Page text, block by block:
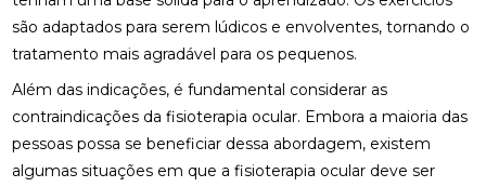
são adaptados para serem lúdicos e envolventes, tornando o
tratamento mais agradável para os pequenos.
Além das indicações, é fundamental considerar as
contraindicações da fisioterapia ocular. Embora a maioria das
pessoas possa se beneficiar dessa abordagem, existem
algumas situações em que a fisioterapia ocular deve ser
FISIOTERAPIA MOTORA E RESPIRATÓRIA:
BENEFÍCIOS E PRÁTICAS ESSENCIAIS
BENEFÍCIOS E ABORDAGENS EFICAZES
FISIOTERAPIA NA LABIRINTITE: COMO O
TRATAMENTO PODE AJUDAR NA RECUPERAÇÃO